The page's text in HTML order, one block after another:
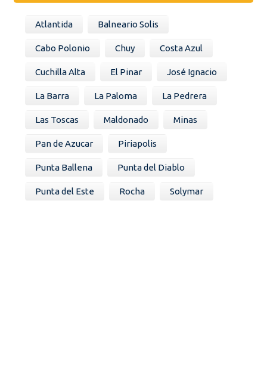
Atlantida Balneario Solis
Cabo Polonio Chuy Costa Azul
Cuchilla Alta El Pinar José Ignacio
La Barra La Paloma La Pedrera
Las Toscas Maldonado Minas
Pan de Azucar Piriapolis
Punta Ballena Punta del Diablo
Punta del Este Rocha Solymar